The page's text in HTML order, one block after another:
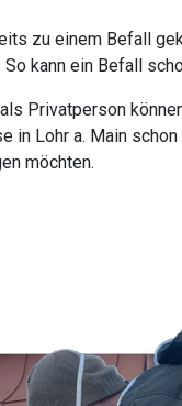
zu einem Befall
kann ein Befall
Privatperson
Lohr a. Main
möchten.